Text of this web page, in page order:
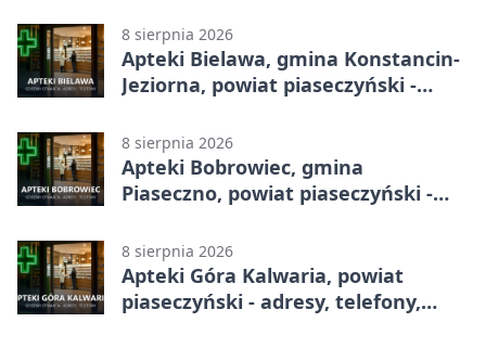
8 sierpnia 2026
Apteki Bielawa, gmina Konstancin-
Jeziorna, powiat piaseczyński -
8 sierpnia 2026
Apteki Bobrowiec, gmina
Piaseczno, powiat piaseczyński -
8 sierpnia 2026
Apteki Góra Kalwaria, powiat
piaseczyński - adresy, telefony,